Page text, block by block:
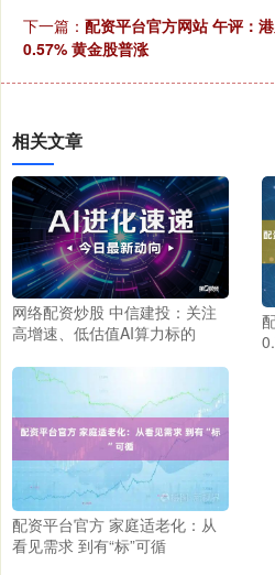
下一篇： 配资平台官方网站 午评：
0.57% 黄金股普涨
相关文章
网络配资炒股 中信建投：关注
高增速、低估值AI算力标的
配资平台官方 家庭适老化：从
看见需求 到有“标”可循